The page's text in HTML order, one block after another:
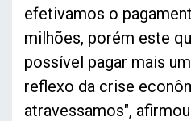
efetivamos o
milhões, porém este
possível pagar mais
reflexo da crise
atravessamos",